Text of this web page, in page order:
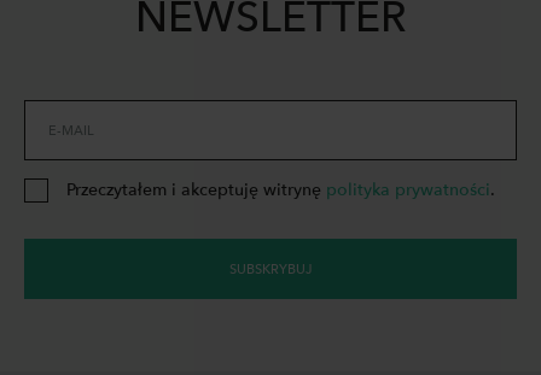
NEWSLETTER
E-MAIL
Przeczytałem i akceptuję witrynę polityka prywatności.
SUBSKRYBUJ